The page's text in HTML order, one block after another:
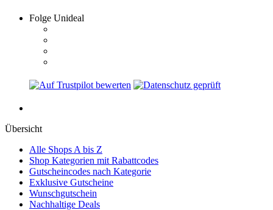
Folge Unideal
Übersicht
Alle Shops A bis Z
Shop Kategorien mit Rabattcodes
Gutscheincodes nach Kategorie
Exklusive Gutscheine
Wunschgutschein
Nachhaltige Deals